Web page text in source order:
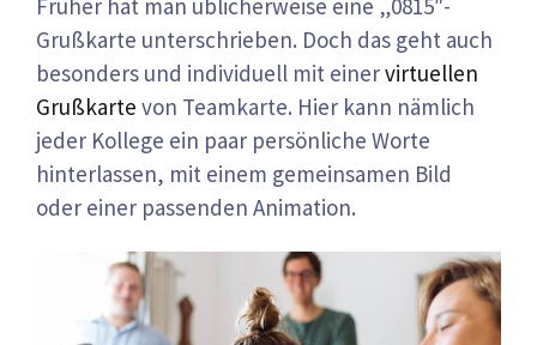
Früher hat man üblicherweise eine „0815″-
Grußkarte unterschrieben. Doch das geht auch
besonders und individuell mit einervirtuellen
Grußkarte von Teamkarte. Hier kann nämlich
jeder Kollege ein paar persönliche Worte
hinterlassen, mit einem gemeinsamen Bild
oder einer passenden Animation.